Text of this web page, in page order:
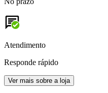
Atendimento
Responde rápido
Ver mais sobre a loja